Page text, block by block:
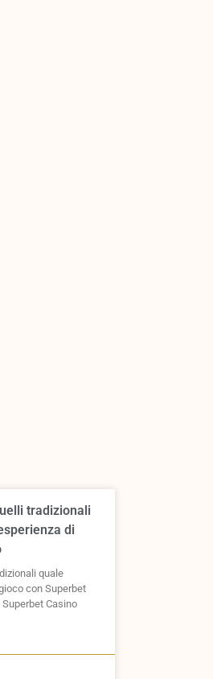
tradizionali
di
quale
con Superbet
Casino